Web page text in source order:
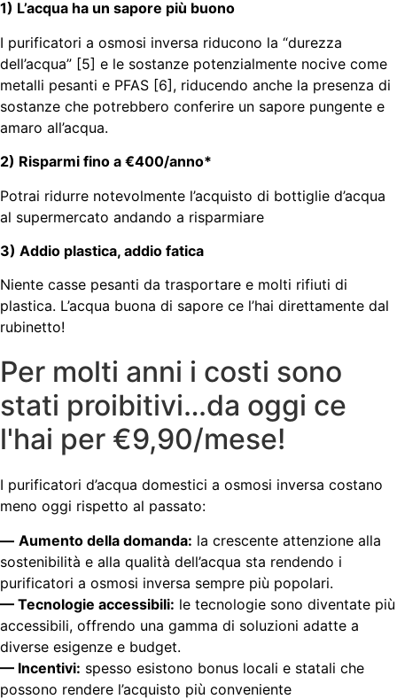
1) L’acqua ha un sapore più buono
I purificatori a osmosi inversa riducono la “durezza
dell’acqua” [5] e le sostanze potenzialmente nocive come
metalli pesanti e PFAS [6], riducendo anche la presenza di
sostanze che potrebbero conferire un sapore pungente e
amaro all’acqua.
2) Risparmi fino a €400/anno*
Potrai ridurre notevolmente l’acquisto di bottiglie d’acqua
al supermercato andando a risparmiare
3) Addio plastica, addio fatica
Niente casse pesanti da trasportare e molti rifiuti di
plastica. L’acqua buona di sapore ce l’hai direttamente dal
rubinetto!
Per molti anni i costi sono
stati proibitivi…da oggi ce
l'hai per €9,90/mese!
I purificatori d’acqua domestici a osmosi inversa costano
meno oggi rispetto al passato:
— Aumento della domanda: la crescente attenzione alla
sostenibilità e alla qualità dell’acqua sta rendendo i
purificatori a osmosi inversa sempre più popolari.
— Tecnologie accessibili: le tecnologie sono diventate più
accessibili, offrendo una gamma di soluzioni adatte a
diverse esigenze e budget.
— Incentivi: spesso esistono bonus locali e statali che
possono rendere l’acquisto più conveniente